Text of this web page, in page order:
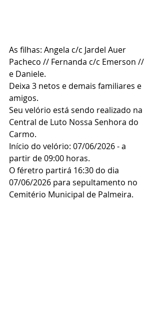
As filhas: Angela c/c Jardel Auer
Pacheco // Fernanda c/c Emerson //
e Daniele.
Deixa 3 netos e demais familiares e
amigos.
Seu velório está sendo realizado na
Central de Luto Nossa Senhora do
Carmo.
Início do velório: 07/06/2026 - a
partir de 09:00 horas.
O féretro partirá 16:30 do dia
07/06/2026 para sepultamento no
Cemitério Municipal de Palmeira.